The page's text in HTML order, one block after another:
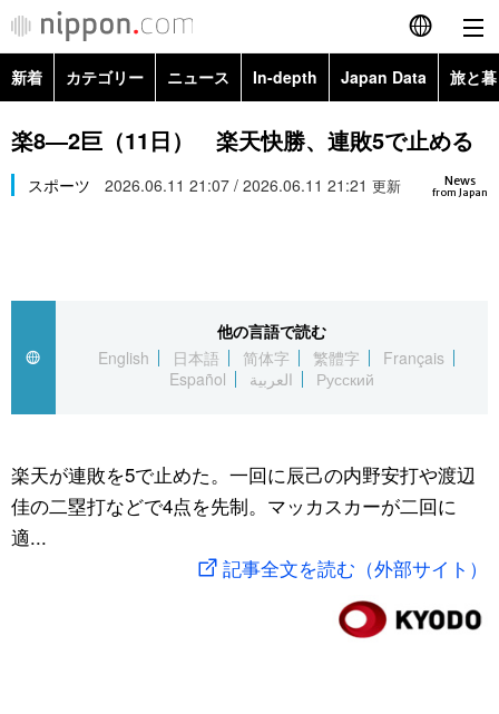
English
简体字
繁體字
العربية
社会
文化
旅と暮らし
動画/Live
新着 カテゴリー ニュース In-depth Japan Data 旅と
政治・外交
経済・ビジネス
社会
文化
科学・技術
暮らし
スポーツ・東京2020
Topics
Images
お知らせ
楽8―2巨（11日） 楽天快勝、連敗5で止める
News
from Japan
スポーツ 2026.06.11 21:07 / 2026.06.11 21:21 更新
他の言語で読む
English
日本語 简体字 繁體字
Français
Español
العربية Русский
楽天が連敗を5で止めた。一回に辰己の内野安打や渡辺
佳の二塁打などで4点を先制。マッカスカーが二回に
適...
記事全文を読む（外部サイト）